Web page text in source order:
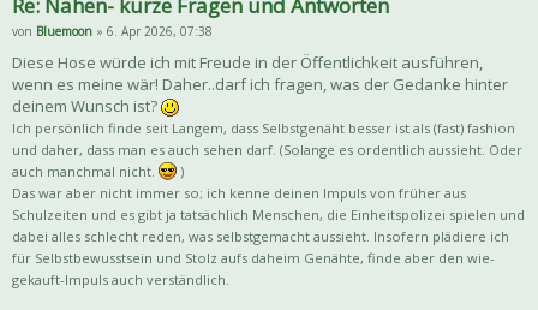
von Bluemoon » 6. Apr 2026, 07:38
Diese Hose würde ich mit Freude in der Öffentlichkeit ausführen,
wenn es meine wär! Daher..darf ich fragen, was der Gedanke hinter
deinem Wunsch ist?
Ich persönlich finde seit Langem, dass Selbstgenäht besser ist als (fast) fashion
und daher, dass man es auch sehen darf. (Solange es ordentlich aussieht. Oder
auch manchmal nicht.
)
Das war aber nicht immer so; ich kenne deinen Impuls von früher aus
Schulzeiten und es gibt ja tatsächlich Menschen, die Einheitspolizei spielen und
dabei alles schlecht reden, was selbstgemacht aussieht. Insofern plädiere ich
für Selbstbewusstsein und Stolz aufs daheim Genähte, finde aber den wie-
gekauft-Impuls auch verständlich.